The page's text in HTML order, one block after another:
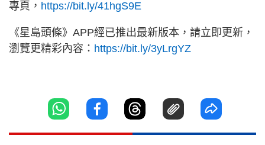
專頁， https://bit.ly/41hgS9E
《星島頭條》APP經已推出最新版本，請立即更新，
瀏覽更精彩內容： https://bit.ly/3yLrgYZ